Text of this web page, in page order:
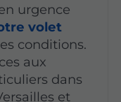
urgence
volet
conditions.
aux
dans
et